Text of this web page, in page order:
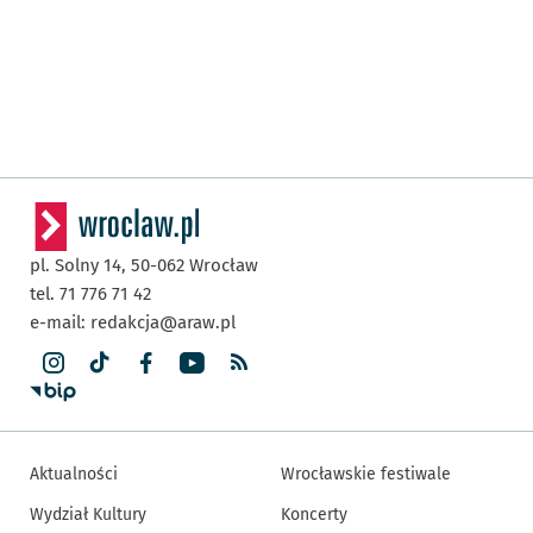
pl. Solny 14, 50-062 Wrocław
tel. 71 776 71 42
e-mail: redakcja@araw.pl
Aktualności
Wydział Kultury
Wrocławskie festiwale
Koncerty